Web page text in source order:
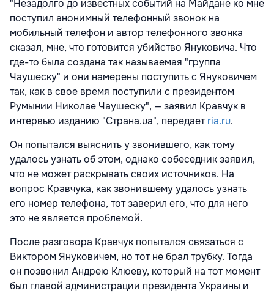
"Незадолго до известных событий на Майдане ко мне
поступил анонимный телефонный звонок на
мобильный телефон и автор телефонного звонка
сказал, мне, что готовится убийство Януковича. Что
где-то была создана так называемая "группа
Чаушеску" и они намерены поступить с Януковичем
так, как в свое время поступили с президентом
Румынии Николае Чаушеску", — заявил Кравчук в
интервью изданию "Страна.ua", передаетria.ru.
Он попытался выяснить у звонившего, как тому
удалось узнать об этом, однако собеседник заявил,
что не может раскрывать своих источников. На
вопрос Кравчука, как звонившему удалось узнать
его номер телефона, тот заверил его, что для него
это не является проблемой.
После разговора Кравчук попытался связаться с
Виктором Януковичем, но тот не брал трубку. Тогда
он позвонил Андрею Клюеву, который на тот момент
был главой администрации президента Украины и